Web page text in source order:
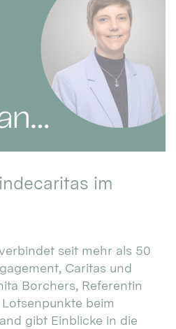
im
seit mehr als 50
Caritas und
Borchers, Referentin
beim
gibt Einblicke in die